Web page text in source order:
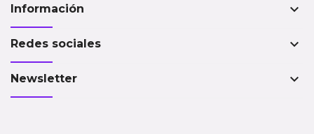
Información keyboard_arrow_down
Redes sociales keyboard_arrow_down
Newsletter keyboard_arrow_down